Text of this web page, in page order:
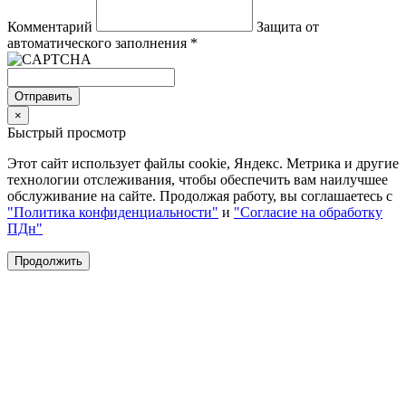
Комментарий
Защита от
автоматического заполнения *
Отправить
×
Быстрый просмотр
Этот сайт использует файлы cookie, Яндекс. Метрика и другие
технологии отслеживания, чтобы обеспечить вам наилучшее
обслуживание на сайте. Продолжая работу, вы соглашаетесь с
"Политика конфиденциальности" и "Согласие на обработку
ПДн"
Продолжить